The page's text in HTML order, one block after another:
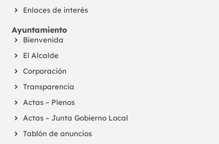
Enlaces de interés
Ayuntamiento
Bienvenida
El Alcalde
Corporación
Transparencia
Actas – Plenos
Actas – Junta Gobierno Local
Tablón de anuncios